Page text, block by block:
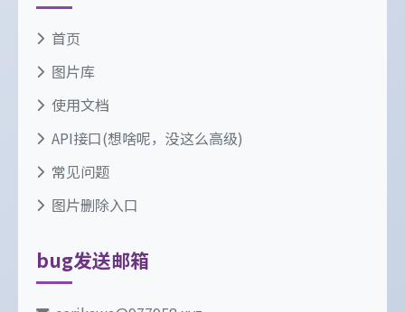
首页
图片库
使用文档
API接口(想啥呢，没这么高级)
常见问题
图片删除入口
bug发送邮箱